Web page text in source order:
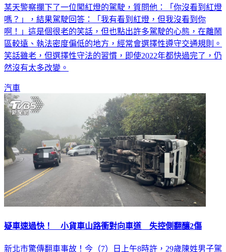
某天警察攔下了一位闖紅燈的駕駛，質問他：「你沒看到紅燈
嗎？」，結果駕駛回答：「我有看到紅燈，但我沒看到你
啊！」這是個很老的笑話，但也點出許多駕駛的心態，在離鬧
區較遠、執法密度偏低的地方，經常會選擇性遵守交通規則。
笑話雖老，但選擇性守法的習慣，即使2022年都快過完了，仍
然沒有太多改變。
汽車
疑車速過快！ 小貨車山路衝對向車道 失控側翻釀2傷
新北市驚傳翻車事故！今（7）日上午8時許，29歲陳姓男子駕